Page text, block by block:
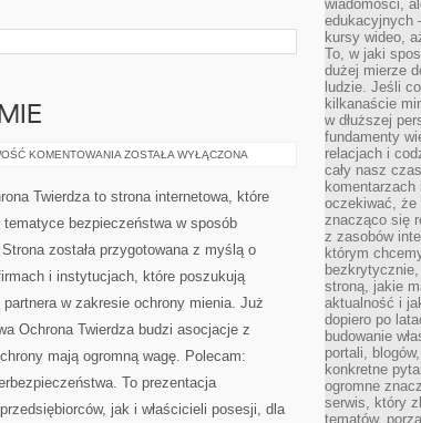
KOMENTOWANIA BEZPIECZEŃSTWO
ZOSTAŁA WYŁĄCZONA
Twierdza to strona internetowa, które
tematyce bezpieczeństwa w sposób
została przygotowana z myślą o
i instytucjach, które poszukują
partnera w zakresie ochrony mienia. Już
Ochrona Twierdza budzi asocjacje z
mają ogromną wagę. Polecam:
To prezentacja
jak i właścicieli posesji, dla
wiadomości,
edukacyjnych
kursy wideo,
To, w jaki
dużej mierze
ludzie. Jeśli
kilkanaście
w dłuższej
fundamenty
relacjach i
cały nasz
oczekiwać, że
znacząco się
z zasobów
którym
stroną, jakie
aktualność i
dopiero po
budowanie
portali,
konkretne
ogromne
serwis, który
tematów,